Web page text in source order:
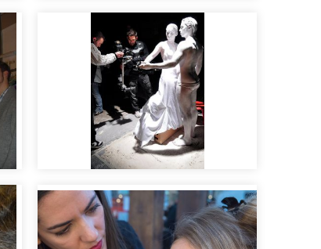
Maquilladores con los que
es un placer trabajar
Making of para rodaje
cinematográfico